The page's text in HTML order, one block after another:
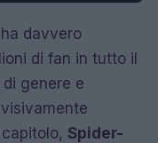
davvero
di fan in tutto il
genere e
Spider-